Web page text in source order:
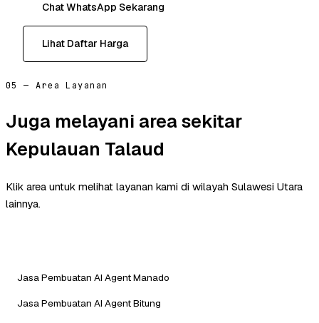
Chat WhatsApp Sekarang
Lihat Daftar Harga
05 — Area Layanan
Juga melayani area sekitar
Kepulauan Talaud
Klik area untuk melihat layanan kami di wilayah Sulawesi Utara
lainnya.
Jasa Pembuatan AI Agent Manado
Jasa Pembuatan AI Agent Bitung